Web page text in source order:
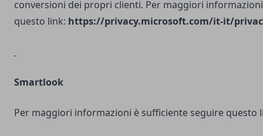
conversioni dei propri clienti. Per maggiori
questo link: https://privacy.microsoft.com/it-it/
Smartlook
Per maggiori informazioni è sufficiente seguire questo